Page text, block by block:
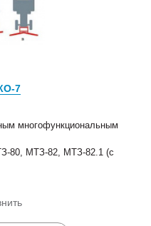
7
многофункциональным
80, МТЗ-82, МТЗ-82.1 (с